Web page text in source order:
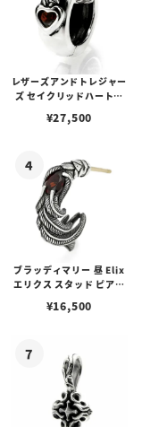
レザーズアンドトレジャー
ズ セイクリッドハートピ
¥27,500
ブラッディマリー 昼 Elix
エリクス スタッド ピアス
¥16,500